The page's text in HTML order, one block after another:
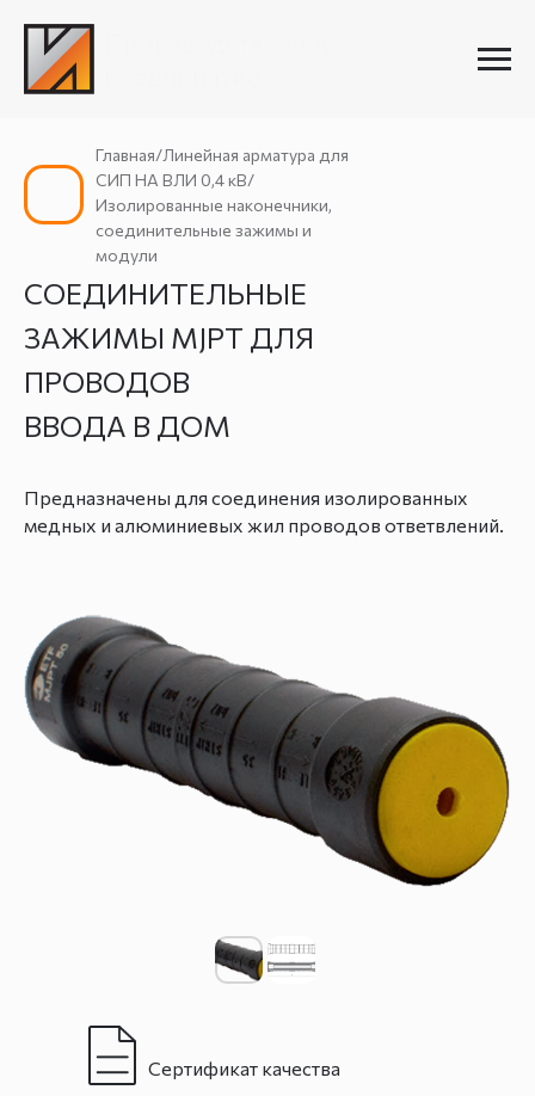
СОЕДИНИТЕЛЬНЫЕ
ЗАЖИМЫ MJPT ДЛЯ
ПРОВОДОВ
ВВОДА В ДОМ
Главная/Линейная арматура для
СИП НА ВЛИ 0,4 кВ/
Изолированные наконечники,
соединительные зажимы и
модули
Предназначены для соединения изолированных
медных и алюминиевых жил проводов ответвлений.
Сертификат качества